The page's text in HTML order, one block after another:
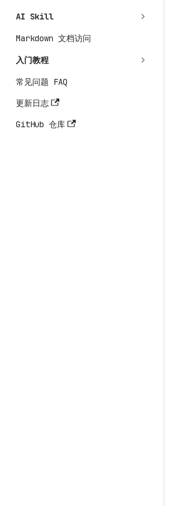
AI Skill
Markdown 文档访问
入门教程
常见问题 FAQ
更新日志
GitHub 仓库